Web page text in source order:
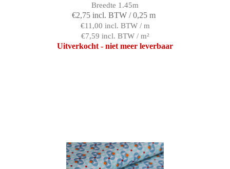
Breedte 1.45m
€2,75 incl. BTW / 0,25 m
€11,00 incl. BTW / m
€7,59 incl. BTW / m²
Uitverkocht - niet meer leverbaar